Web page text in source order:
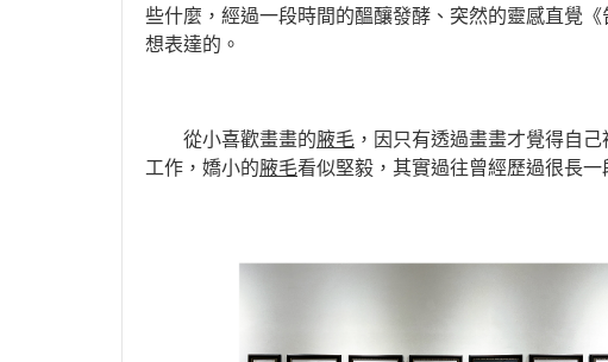
些什麼，經過一段時間的醞釀發酵、突然的靈感直覺
想表達的。
從小喜歡畫畫的腋毛 ，因只有透過畫畫才覺得自
工作，嬌小的腋毛看似堅毅，其實過往曾經歷過很長一